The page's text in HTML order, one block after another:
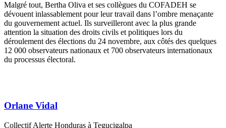
Malgré tout, Bertha Oliva et ses collègues du COFADEH se
dévouent inlassablement pour leur travail dans l’ombre menaçante
du gouvernement actuel. Ils surveilleront avec la plus grande
attention la situation des droits civils et politiques lors du
déroulement des élections du 24 novembre, aux côtés des quelques
12 000 observateurs nationaux et 700 observateurs internationaux
du processus électoral.
Orlane Vidal
Collectif Alerte Honduras à Tegucigalpa